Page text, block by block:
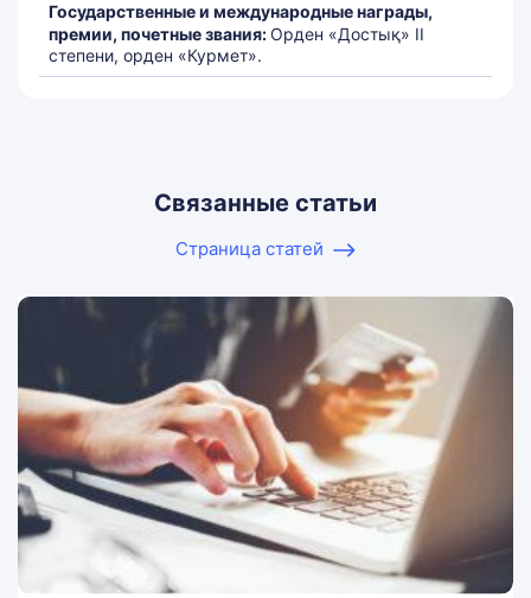
Государственные и международные награды,
премии, почетные звания:Орден «Достық» II
степени, орден «Курмет».
Связанные статьи
Страница статей